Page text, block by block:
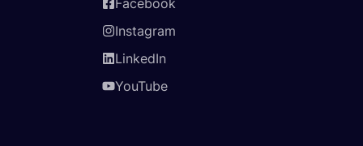
Instagram
LinkedIn
YouTube